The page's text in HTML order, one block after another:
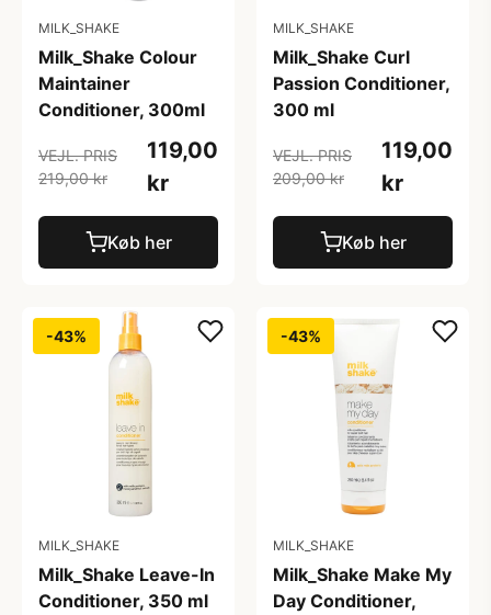
MILK_SHAKE
Milk_Shake Colour
Maintainer
Conditioner, 300ml
VEJL. PRIS
219,00 kr
119,00
kr
Køb her
MILK_SHAKE
Milk_Shake Curl
Passion Conditioner,
300 ml
VEJL. PRIS
209,00 kr
119,00
kr
Køb her
-43%
MILK_SHAKE
Milk_Shake Leave-In
Conditioner, 350 ml
-43%
MILK_SHAKE
Milk_Shake Make My
Day Conditioner,